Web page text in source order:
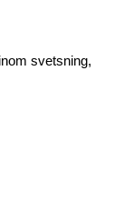
svetsning,